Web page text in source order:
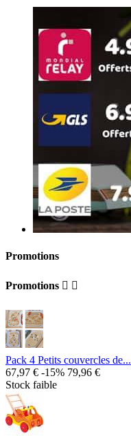
Promotions
Promotions  
Pack 4 Petits couvercles de...
67,97 € -15% 79,96 €
Stock faible